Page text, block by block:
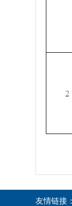
友情链接：